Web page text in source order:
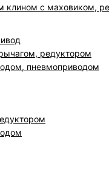
клином с маховиком,
редуктором
пневмоприводом